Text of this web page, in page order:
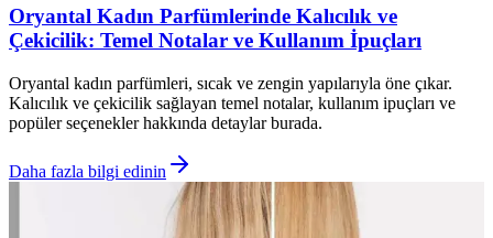
Oryantal Kadın Parfümlerinde Kalıcılık ve
Çekicilik: Temel Notalar ve Kullanım İpuçları
Oryantal kadın parfümleri, sıcak ve zengin yapılarıyla öne çıkar.
Kalıcılık ve çekicilik sağlayan temel notalar, kullanım ipuçları ve
popüler seçenekler hakkında detaylar burada.
Daha fazla bilgi edinin